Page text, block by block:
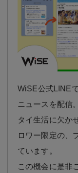
WiSE公式LINE
ニュースを配信。
タイ生活に欠か
ロワー限定の、
ています。
この機会に是非